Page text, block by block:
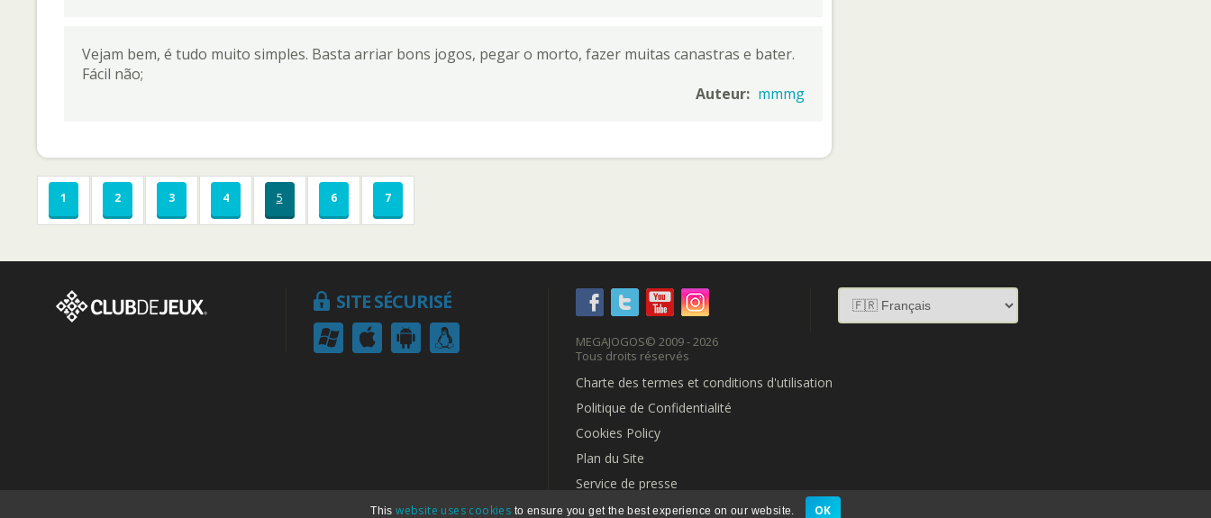
Vejam bem, é tudo muito simples. Basta arriar bons jogos, pegar o morto, fazer muitas canastras e bater.
Fácil não;
Auteur: mmmg
1 2 3 4 5 6 7
SITE SÉCURISÉ
MEGAJOGOS© 2009 - 2026
Tous droits réservés
Charte des termes et conditions d'utilisation
Politique de Confidentialité
Cookies Policy
Plan du Site
Service de presse
Thiswebsite uses cookies to ensure you get the best experience on our website. OK